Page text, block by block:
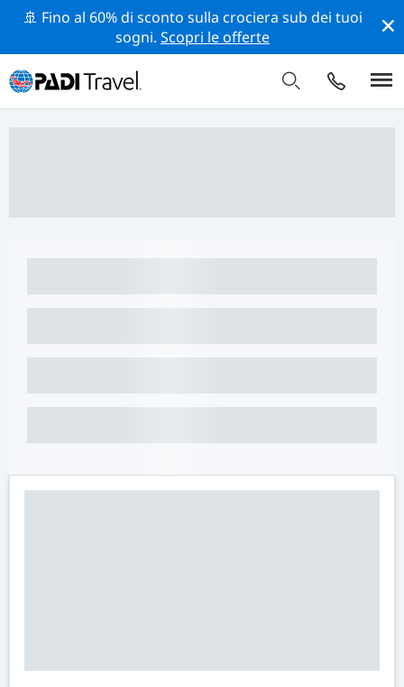
🚢 Fino al 60% di sconto sulla crociera sub dei tuoi
sogni.Scopri le offerte